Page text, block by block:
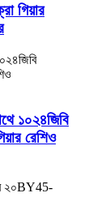
গিয়ার
১০২৪জিবি
রেশিও